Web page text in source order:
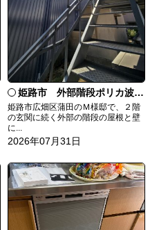
姫路市 外部階段ポリカ波板張替工事
姫路市広畑区蒲田のＭ様邸で、２階
の玄関に続く外部の階段の屋根と壁
に...
2026年07月31日